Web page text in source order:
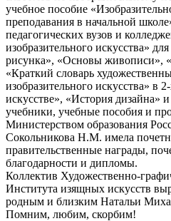
учебное пособие
преподавания в начальной
педагогических вузов и
изобразительного искусства»
рисунка», «Основы живописи»,
«Краткий словарь
изобразительного искусства» в
искусстве», «История дизайна»
учебники, учебные пособия и
Министерством образования
Сокольникова Н.М. имела
правительственные награды,
благодарности и дипломы.
Коллектив Художественно-
Института изящных искусств
родным и близким Натальи
Помним, любим, скорбим!